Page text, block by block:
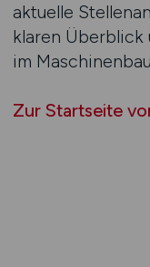
aktuelle
klaren
im
Zur Startseite